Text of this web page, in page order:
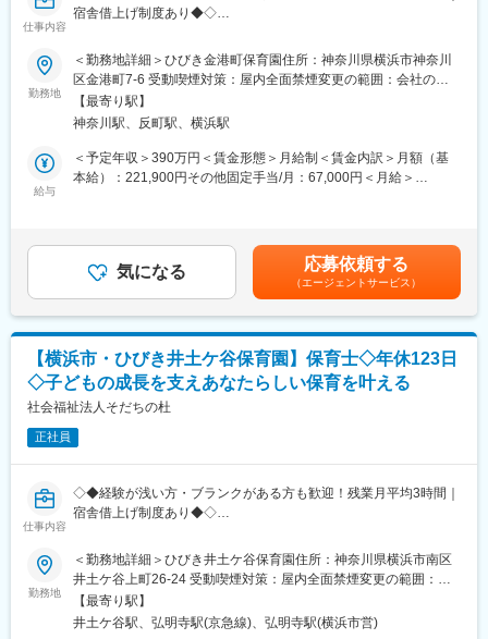
・ゼネラルマネージャー（年収900～1200万円）
・各事業所に栄養管理、衛生管理の部門を配置しており、お客様
等）や利用者層に合わせ、献立や運営まで細かくカスタム提案を
するなど、施設に寄り添った改善提案ができます。
■入社後の流れ：
食事提供に関する一連の流れや管理体制を理解
（2）上司のOJTのもと同行営業：係長クラスになるまではクロー
・有給休暇取得率100％／平均取得日数13日
・土曜出勤日は有休でお休みする方が多いです。
・残業を行う際は事前申請が必要であり、現場運営のスタート時
以外はほとんど発生しません。
・毎年150名前後の産育休取得実績あり
■当社について：
食事サービスのパイオニアとして、医療・福祉業界で50年以上の
歴史があり、業界2位として今もなお成長を続けています。1972
年に創業し、従業員数は約18,000名以上在籍。全国で約2000か所
変更の範囲：会社の定める業務
仕事内容
宿舎借上げ制度あり◆◇
■会社概要
当園は、0歳～5歳児を対象とした認可保育園です。
個性や気持ちを大切にし、「やってみたい！」という主体性を育
む保育を実践しています。アットホームな環境の中で、日々の遊
びや生活を通して豊かな感性や社会性を育み、安心してのびのび
と成長できる環境づくりを行っています。
保育士同士が協力し合いながら、保護者の皆さまとも密に連携を
図り、子どもたちの成長を共に喜び合える温かな保育園です。
そんな想いをお持ちの方をお待ちしています。
■仕事内容
クラス担任業務
フリー保育士業務
子どもの健康観察・体調管理
リトミックや体操などの課外活動のサポート
食事・排泄など生活面の援助
連絡帳や各種書類作成
職員間での情報共有・支援会議への参加
子どもたち一人ひとりの成長に寄り添いながら、安心して園生活
を送れるよう支援していただきます。
勤務地
＜勤務地詳細＞ひびき金港町保育園住所：神奈川県横浜市神奈川
区金港町7-6 受動喫煙対策：屋内全面禁煙変更の範囲：会社の定
める事業所
【最寄り駅】
神奈川駅、反町駅、横浜駅
給与
＜予定年収＞390万円＜賃金形態＞月給制＜賃金内訳＞月額（基
本給）：221,900円その他固定手当/月：67,000円＜月給＞
気になる 応募依頼する
（エージェントサービス）
【横浜市・ひびき井土ケ谷保育園】保育士◇年休123日
◇子どもの成長を支えあなたらしい保育を叶える
社会福祉法人そだちの杜
正社員
仕事内容
◇◆経験が浅い方・ブランクがある方も歓迎！残業月平均3時間｜
宿舎借上げ制度あり◆◇
■会社概要
当園は、0歳～5歳児を対象とした認可保育園です。
個性や気持ちを大切にし、「やってみたい！」という主体性を育
む保育を実践しています。アットホームな環境の中で、日々の遊
びや生活を通して豊かな感性や社会性を育み、安心してのびのび
勤務地
＜勤務地詳細＞ひびき井土ケ谷保育園住所：神奈川県横浜市南区
井土ケ谷上町26-24 受動喫煙対策：屋内全面禁煙変更の範囲：会
社の定める事業所
【最寄り駅】
井土ケ谷駅、弘明寺駅(京急線)、弘明寺駅(横浜市営)